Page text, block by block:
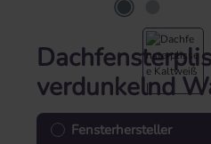
verdunkelnd
Fensterhersteller